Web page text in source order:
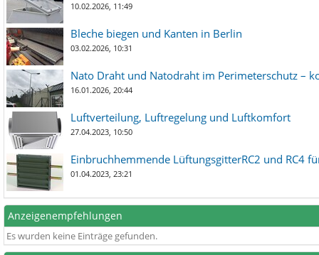
10.02.2026, 11:49
Bleche biegen und Kanten in Berlin
03.02.2026, 10:31
Nato Draht und Natodraht im Perimeterschutz –
16.01.2026, 20:44
Luftverteilung, Luftregelung und Luftkomfort
27.04.2023, 10:50
Einbruchhemmende LüftungsgitterRC2 und RC4
01.04.2023, 23:21
Anzeigenempfehlungen
Es wurden keine Einträge gefunden.